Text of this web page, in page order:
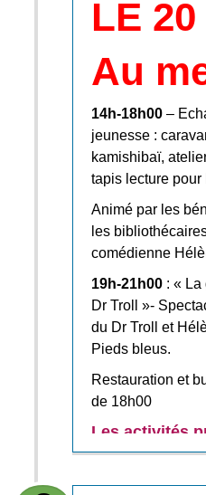
LE
Au
14h-18h00 –
jeunesse :
kamishibaï,
tapis lecture pour
Animé par les
les
comédienne
19h-21h00 : « La
Dr Troll »-
du Dr Troll
et
Pieds bleus.
Restauration et
de 18h00
Les activités
ouvertes aux